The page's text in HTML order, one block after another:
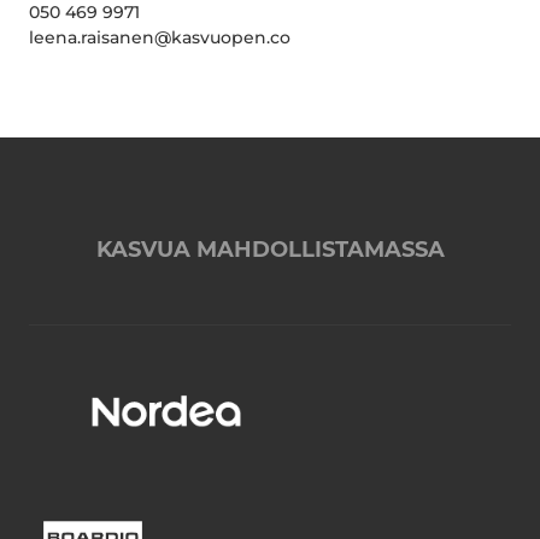
050 469 9971
leena.raisanen@kasvuopen.co
KASVUA MAHDOLLISTAMASSA